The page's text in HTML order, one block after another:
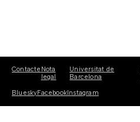
Contacte Nota
legal
Universitat de
Barcelona
BlueskyFacebookInstagram